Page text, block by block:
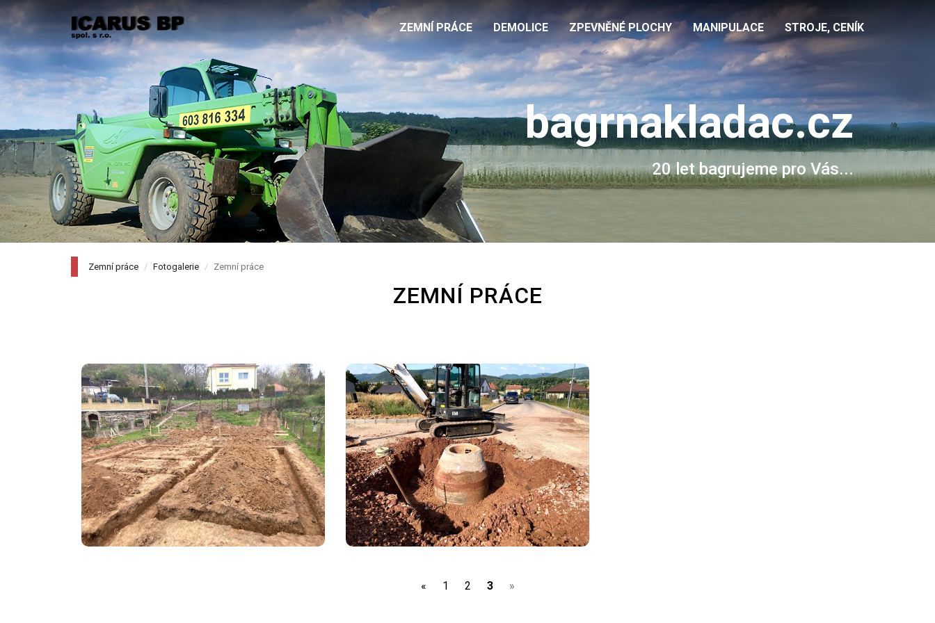
ZEMNÍ PRÁCE DEMOLICE ZPEVNĚNÉ PLOCHY MANIPULACE STROJE, CENÍK
bagrnakladac.cz
20 let bagrujeme pro Vás...
Zemní práce Fotogalerie Zemní práce
ZEMNÍ PRÁCE
« 1 2 3(current)
»